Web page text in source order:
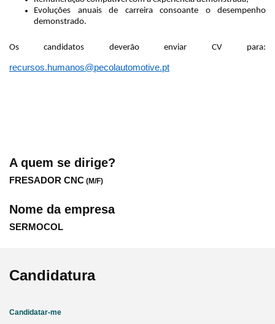
Evoluções anuais de carreira consoante o desempenho
demonstrado.
Os candidatos deverão enviar CV para:
recursos.humanos@pecolautomotive.pt
A quem se dirige?
FRESADOR CNC (M/F)
Nome da empresa
SERMOCOL
Candidatura
Candidatar-me